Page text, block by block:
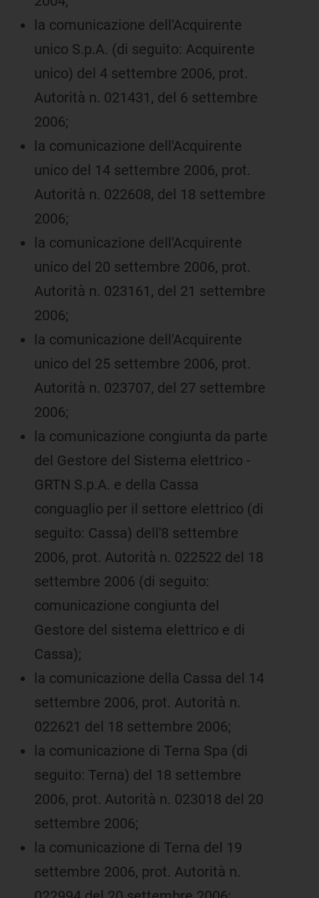
la comunicazione dell'Acquirente
unico S.p.A. (di seguito: Acquirente
unico) del 4 settembre 2006, prot.
Autorità n. 021431, del 6 settembre
2006;
la comunicazione dell'Acquirente
unico del 14 settembre 2006, prot.
Autorità n. 022608, del 18 settembre
2006;
la comunicazione dell'Acquirente
unico del 20 settembre 2006, prot.
Autorità n. 023161, del 21 settembre
2006;
la comunicazione dell'Acquirente
unico del 25 settembre 2006, prot.
Autorità n. 023707, del 27 settembre
2006;
la comunicazione congiunta da parte
del Gestore del Sistema elettrico -
GRTN S.p.A. e della Cassa
conguaglio per il settore elettrico (di
seguito: Cassa) dell'8 settembre
2006, prot. Autorità n. 022522 del 18
settembre 2006 (di seguito:
comunicazione congiunta del
Gestore del sistema elettrico e di
Cassa);
la comunicazione della Cassa del 14
settembre 2006, prot. Autorità n.
022621 del 18 settembre 2006;
la comunicazione di Terna Spa (di
seguito: Terna) del 18 settembre
2006, prot. Autorità n. 023018 del 20
settembre 2006;
la comunicazione di Terna del 19
settembre 2006, prot. Autorità n.